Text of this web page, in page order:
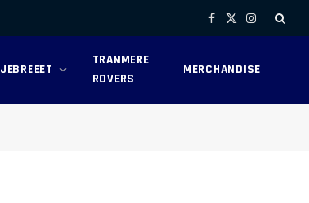
Facebook
X
Instagram
JEBREEET
TRANMERE
ROVERS
MERCHANDISE